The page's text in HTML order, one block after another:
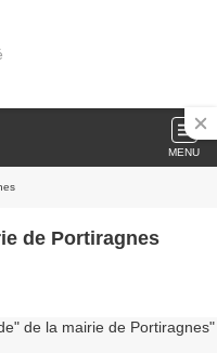
MENU
de Portiragnes